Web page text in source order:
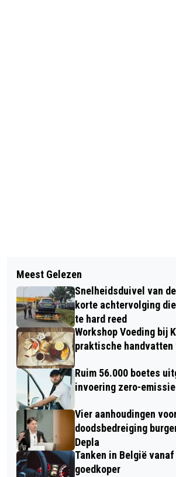
BEN JIJ GESPOT OP BREDA
FOTO'S VAN VRIJDAG
30.000 BREDA LIVE
ORGANISATIE KIJKT MET
TERUG [100+ FOTOSERIE]
Meest Gelezen
Snelheidsduivel van
korte achtervolging
te hard reed
Workshop Voeding bij
praktische
Ruim 56.000 boetes
invoering zero-
Vier aanhoudingen
doodsbedreiging
Depla
Tanken in België
goedkoper